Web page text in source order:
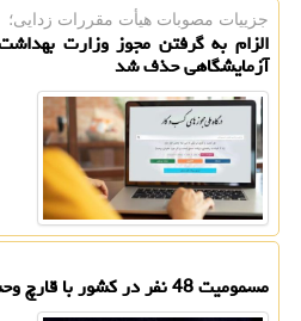
جزییات مصوبات هیأت مقررات زدایی؛
الزام به گرفتن مجوز وزارت
آزمایشگاهی حذف شد
مسمومیت 48 نفر در کشور با قارچ وحشی